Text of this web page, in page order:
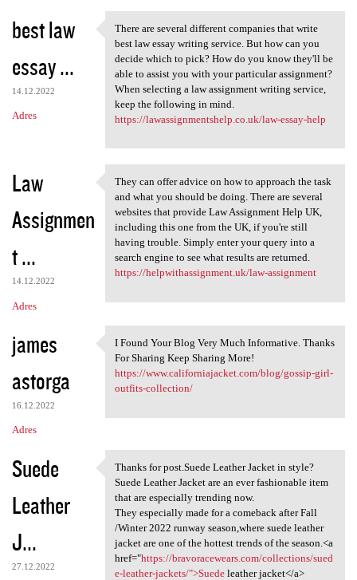
best law
essay ...
14.12.2022
Adres
There are several different
There are several different companies that write
best law essay writing service. But how can you
decide which to pick? How do you know they'll be
able to assist you with your particular assignment?
When selecting a law assignment writing service,
keep the following in mind.
https://lawassignmentshelp.co.uk/law-essay-help
Law
Assignmen
t ...
14.12.2022
Adres
They can offer advice on how
They can offer advice on how to approach the task
and what you should be doing. There are several
websites that provide Law Assignment Help UK,
including this one from the UK, if you're still
having trouble. Simply enter your query into a
search engine to see what results are returned.
https://helpwithassignment.uk/law-assignment
james
astorga
16.12.2022
Adres
I Found Your Blog Very Much
I Found Your Blog Very Much Informative. Thanks
For Sharing Keep Sharing More!
https://www.californiajacket.com/blog/gossip-girl-
outfits-collection/
Suede
Leather
J...
27.12.2022
Thanks for post.Suede Leather
Thanks for post.Suede Leather Jacket in style?
Suede Leather Jacket are an ever fashionable item
that are especially trending now.
They especially made for a comeback after Fall
/Winter 2022 runway season,where suede leather
jacket are one of the hottest trends of the season.<a
href="https://bravoracewears.com/collections/sued
e-leather-jackets/">Suedeleather jacket</a>